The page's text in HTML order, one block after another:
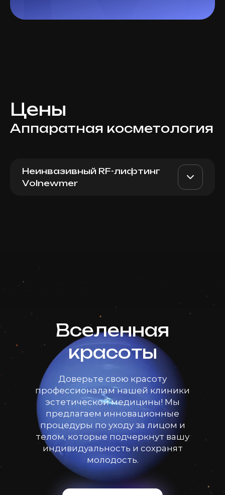
Цены
Аппаратная косметология
Неинвазивный RF-лифтинг
Volnewmer
Вселенная
красоты
Доверьте свою красоту
профессионалам нашей клиники
эстетической медицины! Мы
предлагаем инновационные
процедуры по уходу за лицом и
телом, которые подчеркнут вашу
индивидуальность и сохранят
молодость.